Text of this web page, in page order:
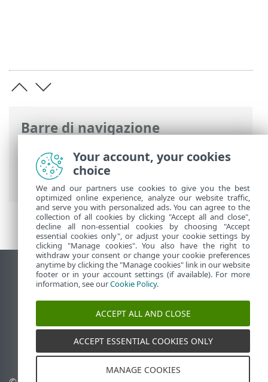
Barre di navigazione
Guida online ESET>ESET PROTECT On-
Prem>Specifiche
Sistemi operativi
supportati
> Windows
Visualizza sito desktop
End of Life
ESET Knowledge Base
ESET Status Portal
Supporto regionale
Your account, your cookies
choice
We and our partners use cookies to give you the best
optimized online experience, analyze our website traffic,
and serve you with personalized ads. You can agree to the
collection of all cookies by clicking "Accept all and close",
decline all non-essential cookies by choosing "Accept
essential cookies only", or adjust your cookie settings by
clicking "Manage cookies". You also have the right to
withdraw your consent or change your cookie preferences
anytime by clicking the "Manage cookies" link in our website
footer or in your account settings (if available). For more
information, see ourCookie Policy.
ACCEPT ALL AND CLOSE
ACCEPT ESSENTIAL COOKIES ONLY
MANAGE COOKIES